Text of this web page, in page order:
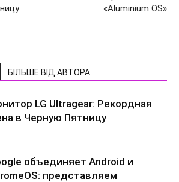
«Aluminium OS»
БІЛЬШЕ ВІД АВТОРА
LG Ultragear: Рекордная
в Черную Пятницу
объединяет Android и
представляем